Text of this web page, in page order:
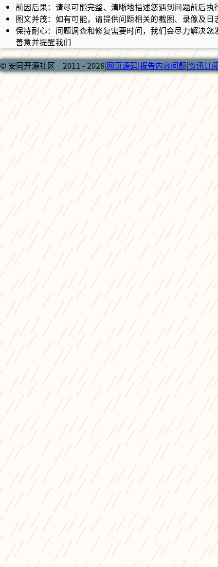
前因后果：请尽可能完整、清晰地描述您遇到问题前后执
图文并茂：如有可能，请提供问题相关的截图、录像及日
保持耐心：问题调查和修复需要时间，我们会尽力解决
善意并提醒我们
© 安同开源社区 2011 - 2026|网页源码|报告内容问题|资讯订